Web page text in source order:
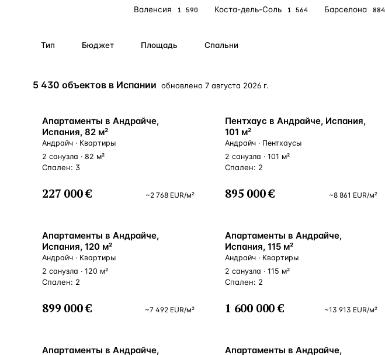
Россия · 2 106
Валенсия 1 590 Коста-дель-Соль 1 564 Барселона 884
Тип Бюджет Площадь Спальни
5 430 объектов в Испании обновлено 7 августа 2026 г.
ВНЖ
Апартаменты в Андрайче,
Испания, 82 м²
Андрайч · Квартиры
2 санузла · 82 м²
Спален: 3
227 000 € ~2 768 EUR/м²
ВНЖ
Пентхаус в Андрайче, Испания,
101 м²
Андрайч · Пентхаусы
2 санузла · 101 м²
Спален: 2
895 000 € ~8 861 EUR/м²
ВНЖ
Апартаменты в Андрайче,
Испания, 120 м²
Андрайч · Квартиры
2 санузла · 120 м²
Спален: 2
899 000 € ~7 492 EUR/м²
ВНЖ
Апартаменты в Андрайче,
Испания, 115 м²
Андрайч · Квартиры
2 санузла · 115 м²
Спален: 2
1 600 000 € ~13 913 EUR/м²
ВНЖ
Апартаменты в Андрайче,
ВНЖ
Апартаменты в Андрайче,